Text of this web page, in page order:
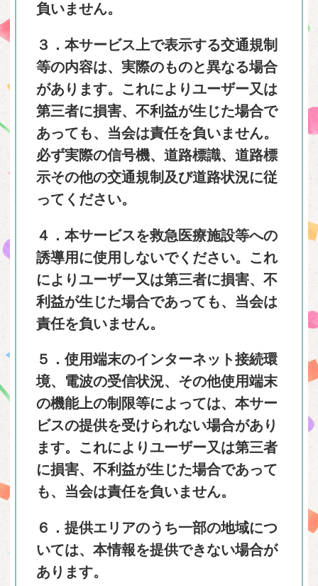
負いません。
３．本サービス上で表示する交通規制
等の内容は、実際のものと異なる場合
があります。これによりユーザー又は
第三者に損害、不利益が生じた場合で
あっても、当会は責任を負いません。
必ず実際の信号機、道路標識、道路標
示その他の交通規制及び道路状況に従
ってください。
４．本サービスを救急医療施設等への
誘導用に使用しないでください。これ
によりユーザー又は第三者に損害、不
利益が生じた場合であっても、当会は
責任を負いません。
５．使用端末のインターネット接続環
境、電波の受信状況、その他使用端末
の機能上の制限等によっては、本サー
ビスの提供を受けられない場合があり
ます。これによりユーザー又は第三者
に損害、不利益が生じた場合であって
も、当会は責任を負いません。
６．提供エリアのうち一部の地域につ
いては、本情報を提供できない場合が
あります。